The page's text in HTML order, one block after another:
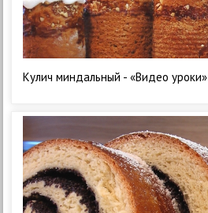
Кулич миндальный - «Видео уроки»